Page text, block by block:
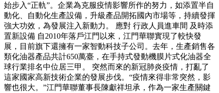
始步入“正軌”。企業為克服疫情影響所作的努力，如添置半自
動化、自動化生產設備，升級產品開拓國內市場等，持續發揮
強大功效，為發展注入新動力。 應對 行政人員進車間 及時添
置新設備 自2010年落戶江門以來，江門華聯實現了較快發
展，目前旗下還擁有一家智動科技子公司。去年，生產銷售各
類化油器產品共計650萬臺，在手持式發動機膜片式化油器全
球行業排名中位居三甲。 突然而來的新冠肺炎疫情，打亂了
這家國家高新技術企業的發展步伐。“疫情來得非常突然，影
響也很大。”江門華聯董事長陳獻祥坦承，作為一家生產關鍵